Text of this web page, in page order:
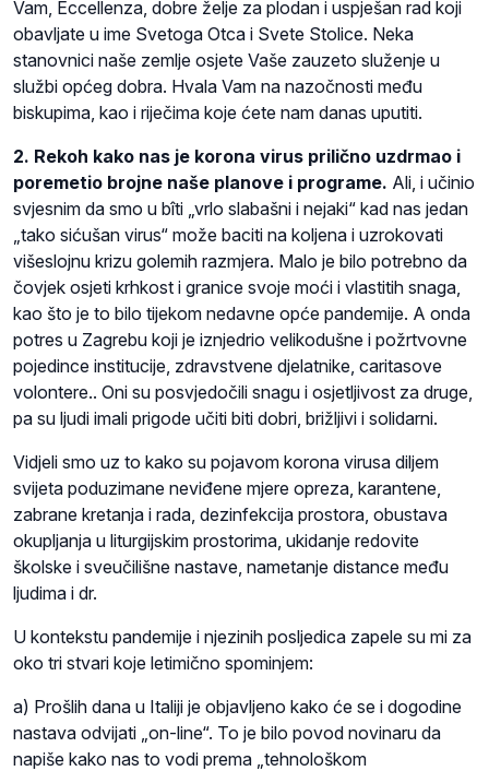
Vam, Eccellenza, dobre želje za plodan i uspješan rad koji
obavljate u ime Svetoga Otca i Svete Stolice. Neka
stanovnici naše zemlje osjete Vaše zauzeto služenje u
službi općeg dobra. Hvala Vam na nazočnosti među
biskupima, kao i riječima koje ćete nam danas uputiti.
2. Rekoh kako nas je korona virus prilično uzdrmao i
poremetio brojne naše planove i programe. Ali, i učinio
svjesnim da smo u bîti „vrlo slabašni i nejaki“ kad nas jedan
„tako sićušan virus“ može baciti na koljena i uzrokovati
višeslojnu krizu golemih razmjera. Malo je bilo potrebno da
čovjek osjeti krhkost i granice svoje moći i vlastitih snaga,
kao što je to bilo tijekom nedavne opće pandemije. A onda
potres u Zagrebu koji je iznjedrio velikodušne i požrtvovne
pojedince institucije, zdravstvene djelatnike, caritasove
volontere.. Oni su posvjedočili snagu i osjetljivost za druge,
pa su ljudi imali prigode učiti biti dobri, brižljivi i solidarni.
Vidjeli smo uz to kako su pojavom korona virusa diljem
svijeta poduzimane neviđene mjere opreza, karantene,
zabrane kretanja i rada, dezinfekcija prostora, obustava
okupljanja u liturgijskim prostorima, ukidanje redovite
školske i sveučilišne nastave, nametanje distance među
ljudima i dr.
U kontekstu pandemije i njezinih posljedica zapele su mi za
oko tri stvari koje letimično spominjem:
a) Prošlih dana u Italiji je objavljeno kako će se i dogodine
nastava odvijati „on-line“. To je bilo povod novinaru da
napiše kako nas to vodi prema „tehnološkom